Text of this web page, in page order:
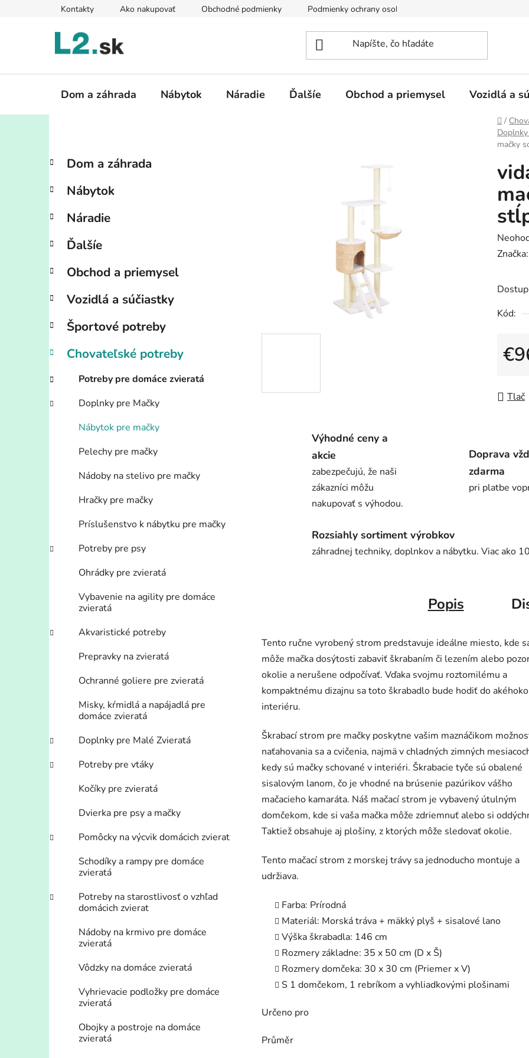
Kontakty Ako nakupovať Obchodné podmienky Podmienky ochrany osobných údajov
Dom a záhrada Nábytok Náradie Ďalšíe Obchod a priemysel Vozidlá a
Domov
/
mačky
B
č
ý
a
n
e
l
Preskočiť
kategórie
K
a
e
ó
i
Dom a záhrada
Nábytok
Náradie
Ďalšíe
Obchod a priemysel
Vozidlá a súčiastky
Športové potreby
Chovateľské potreby
Potreby pre domáce zvieratá
Doplnky pre Mačky
Nábytok pre mačky
Pelechy pre mačky
Nádoby na stelivo pre mačky
Hračky pre mačky
Príslušenstvo k nábytku pre mačky
Potreby pre psy
Ohrádky pre zvieratá
Vybavenie na agility pre domáce
zvieratá
Akvaristické potreby
Prepravky na zvieratá
Ochranné goliere pre zvieratá
Misky, kŕmidlá a napájadlá pre
domáce zvieratá
Doplnky pre Malé Zvieratá
Potreby pre vtáky
Kočíky pre zvieratá
Dvierka pre psy a mačky
Pomôcky na výcvik domácich zvierat
Schodíky a rampy pre domáce
zvieratá
Potreby na starostlivosť o vzhľad
domácich zvierat
Nádoby na krmivo pre domáce
zvieratá
Vôdzky na domáce zvieratá
Vyhrievacie podložky pre domáce
zvieratá
Obojky a postroje na domáce
zvieratá
je
z
Kód:
Tlač
Výhodné ceny a
akcie
zabezpečujú, že naši
zákazníci môžu
nakupovať s výhodou.
Doprava
zdarma
pri platbe
Rozsiahly sortiment výrobkov
záhradnej techniky, doplnkov a nábytku. Viac ako
Popis
Tento ručne vyrobený strom predstavuje ideálne miesto, kde
môže mačka dosýtosti zabaviť škrabaním či lezením alebo
okolie a nerušene odpočívať. Vďaka svojmu roztomilému a
kompaktnému dizajnu sa toto škrabadlo bude hodiť do
interiéru.
Škrabací strom pre mačky poskytne vašim maznáčikom
naťahovania sa a cvičenia, najmä v chladných zimných
kedy sú mačky schované v interiéri. Škrabacie tyče sú obalené
sisalovým lanom, čo je vhodné na brúsenie pazúrikov vášho
mačacieho kamaráta. Náš mačací strom je vybavený útulným
domčekom, kde si vaša mačka môže zdriemnuť alebo si
Taktiež obsahuje aj plošiny, z ktorých môže sledovať okolie.
Tento mačací strom z morskej trávy sa jednoducho montuje a
udržiava.
Farba: Prírodná
Materiál: Morská tráva + mäkký plyš + sisalové lano
Výška škrabadla: 146 cm
Rozmery základne: 35 x 50 cm (D x Š)
Rozmery domčeka: 30 x 30 cm (Priemer x V)
S 1 domčekom, 1 rebríkom a vyhliadkovými plošinami
Určeno pro
Průměr